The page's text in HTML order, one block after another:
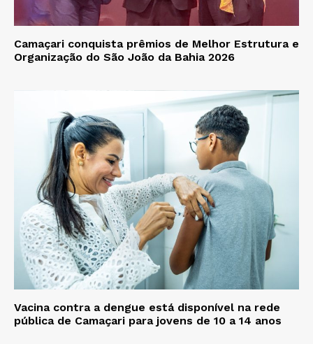
Camaçari conquista prêmios de Melhor Estrutura e
Organização do São João da Bahia 2026
Vacina contra a dengue está disponível na rede
pública de Camaçari para jovens de 10 a 14 anos